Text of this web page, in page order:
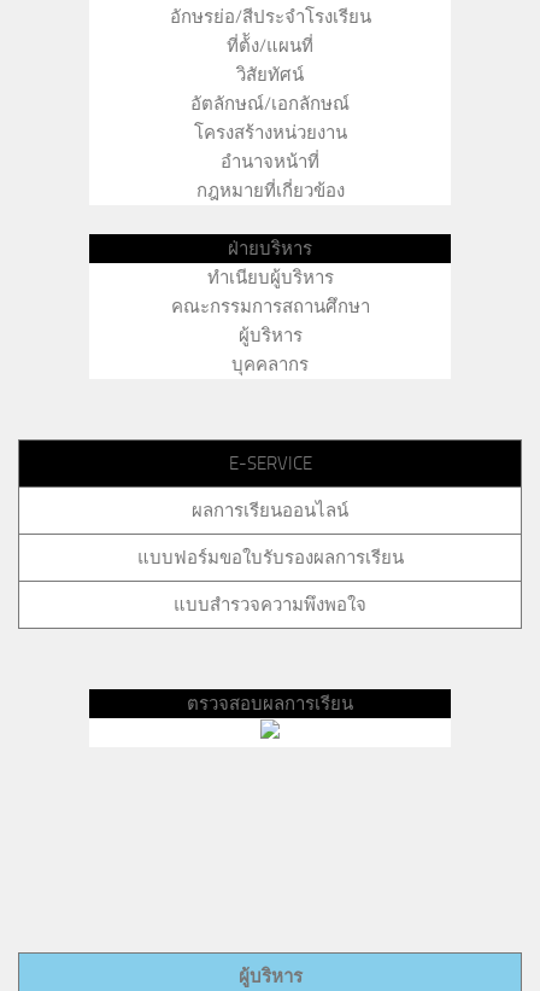
อักษรย่อ/สีประจำโรงเรียน
ที่ต้ัง/แผนที่
วิสัยทัศน์
อัตลักษณ์/เอกลักษณ์
โครงสร้างหน่วยงาน
อำนาจหน้าที่
กฎหมายที่เกี่ยวข้อง
ฝ่ายบริหาร
ทำเนียบผู้บริหาร
คณะกรรมการสถานศึกษา
ผู้บริหาร
บุคคลากร
E-SERVICE
ผลการเรียนออนไลน์
แบบฟอร์มขอใบรับรองผลการเรียน
แบบสำรวจความพึงพอใจ
ตรวจสอบผลการเรียน
ผู้บริหาร